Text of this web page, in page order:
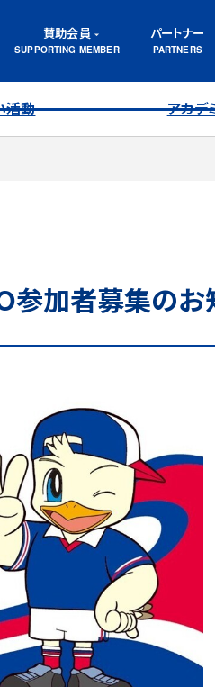
賛助会員 パートナー
活動 アカデ
参加者募集のお